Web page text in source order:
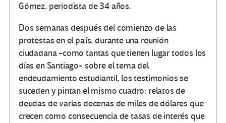
Gómez, periodista de 34 años.
Dos semanas después del comienzo de las
protestas en el país, durante una reunión
ciudadana -como tantas que tienen lugar todos los
días en Santiago- sobre el tema del
endeudamiento estudiantil, los testimonios se
suceden y pintan el mismo cuadro: relatos de
deudas de varias decenas de miles de dólares que
crecen como consecuencia de tasas de interés que